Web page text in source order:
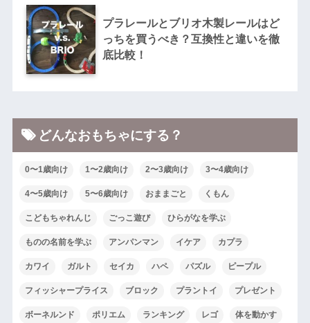
プラレールとブリオ木製レールはど
っちを買うべき？互換性と違いを徹
底比較！
どんなおもちゃにする？
0〜1歳向け 1〜2歳向け 2〜3歳向け 3〜4歳向け
4〜5歳向け 5〜6歳向け おままごと くもん
こどもちゃれんじ ごっこ遊び ひらがなを学ぶ
ものの名前を学ぶ アンパンマン イケア カプラ
カワイ ガルト セイカ ハペ パズル ピープル
フィッシャープライス ブロック プラントイ プレゼント
ボーネルンド ポリエム ランキング レゴ 体を動かす